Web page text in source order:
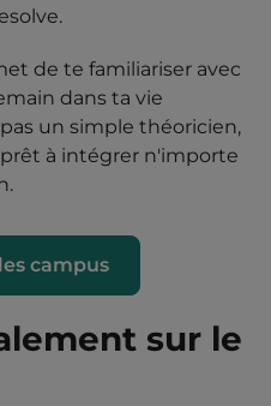
de te familiariser avec
dans ta vie
un simple théoricien,
à intégrer n'importe
campus
sur le